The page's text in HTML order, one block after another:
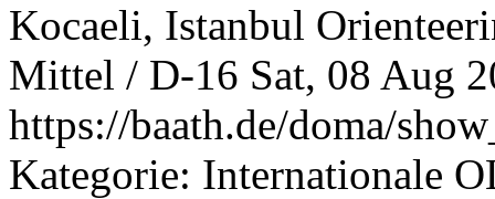
Kocaeli, Istanbul
Mittel / D-16 Sat, 08 Aug
https://baath.de/doma/
Kategorie: Internationale